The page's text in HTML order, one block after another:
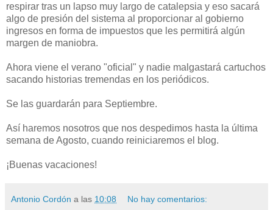
respirar tras un lapso muy largo de catalepsia y eso sacará
algo de presión del sistema al proporcionar al gobierno
ingresos en forma de impuestos que les permitirá algún
margen de maniobra.
Ahora viene el verano "oficial" y nadie malgastará cartuchos
sacando historias tremendas en los periódicos.
Se las guardarán para Septiembre.
Así haremos nosotros que nos despedimos hasta la última
semana de Agosto, cuando reiniciaremos el blog.
¡Buenas vacaciones!
Antonio Cordón a las 10:08 No hay comentarios: